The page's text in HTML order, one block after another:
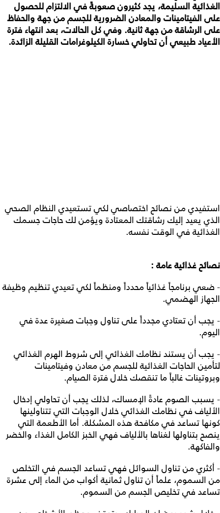
الغذائية السليمة، يجد كثيرون صعوبةً في الالتزام للحصول
على الفيتامينات والمعادن الضرورية للجسم من جهة والحفاظ
على الرشاقة من جهة ثانية. وفي كل الحالات، بعد انتهاء فترة
الأعياد طبيعي أن تحاولي خسارة الكيلوغرامات القليلة الزائدة.
استفيدي من نصائح اختصاصي لكي تستعيدي النظام الصحي
الذي يعيد إليك رشاقتك المعتادة ويؤمن لك حاجات جسمك
الغذائية في الوقت نفسه.
نصائح غذائية عامة :
- ضعي برنامجاً غذائياً محدداً ومنظماً لكي تعيدي تنظيم وظيفة
الجهاز الهضمي.
- يجب أن تعتادي مجدداً على تناول وجبات صغيرة عدة في
اليوم.
- يجب أن يستند نظامك الغذائي إلى شروط الهرم الغذائي
لتأمين الحاجات الغذائية للجسم من معادن وفيتامينات
وبروتينات غالباً ما تنقصك خلال فترة الصيام.
- يسبب الصوم عادةً الإمساك، لذلك يجب أن تحاولي إدخال
الألياف في نظامك الغذائي خلال الوجبات التي تتناولينها
كونها تساعد في مكافحة هذه المشكلة. أما الأطعمة التي
ينصح بتناولها لغناها بالألياف فهي الخبز الكامل الغذاء والخضر
والفاكهة.
- أكثري من تناول السوائل فهي تساعد الجسم في التخلص
من السموم، علماً أن تناول ثمانية أكواب من الماء إلى عشرة
تساعد في تخليص الجسم من السموم.